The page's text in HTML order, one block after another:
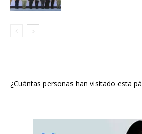
¿Cuántas personas han visitado esta